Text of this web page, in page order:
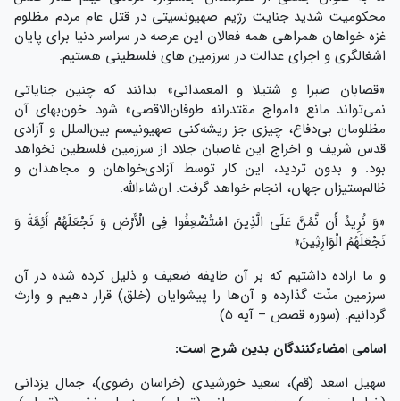
محکومیت شدید جنایت رژیم صهیونسیتی در قتل عام مردم مظلوم
غزه خواهان همراهی همه فعالان این عرصه در سراسر دنیا برای پایان
اشغالگری و اجرای عدالت در سرزمین های فلسطینی هستیم.
«قصابان صبرا و شتیلا و المعمدانی» بدانند که چنین جنایاتی
نمی‌تواند مانع «امواج مقتدرانه طوفان‌الاقصی» شود. خون‌بهای آن
مظلومان بی‌دفاع، چیزی جز ریشه‌کنی صهیونیسم بین‌الملل و آزادی
قدس شریف و اخراج این غاصبان جلاد از سرزمین فلسطین نخواهد
بود. و بدون تردید، این کار توسط آزادی‌خواهان و مجاهدان و
ظالم‌ستیزان جهان، انجام خواهد گرفت. ان‌شاء‌الله.
«وَ نُرِیدُ أَن نَّمُنَّ عَلَی الَّذِینَ اسْتُضْعِفُوا فِی الْأَرْضِ وَ نَجْعَلَهُمْ أَئِمَّةً وَ
نَجْعَلَهُمُ الْوَارِثِینَ»
و ما اراده داشتیم که بر آن طایفه ضعیف و ذلیل کرده شده در آن
سرزمین منّت گذارده و آن‌ها را پیشوایان (خلق) قرار دهیم و وارث
گردانیم. (سوره قصص – آیه 5)
اسامی امضاءکنندگان بدین شرح است:
سهیل اسعد (قم)، سعید خورشیدی (خراسان رضوی)، جمال یزدانی